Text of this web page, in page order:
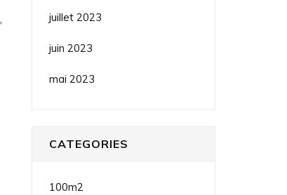
juillet 2023
juin 2023
mai 2023
CATEGORIES
100m2